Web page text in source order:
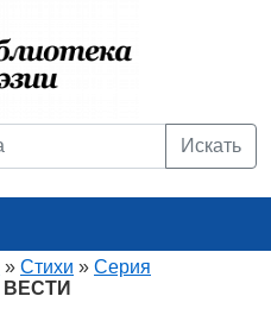
Искать
» Стихи » Серия
ВЕСТИ